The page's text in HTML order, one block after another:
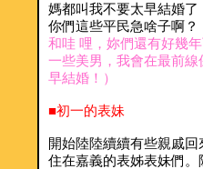
媽都叫我不要太早結婚了
你們這些平民急啥子啊？
和哇 哩，妳們還有好幾
一些美男，我會在最前
早結婚！）
■初一的表妹
開始陸陸續續有些親戚
住在嘉義的表姊表妹們